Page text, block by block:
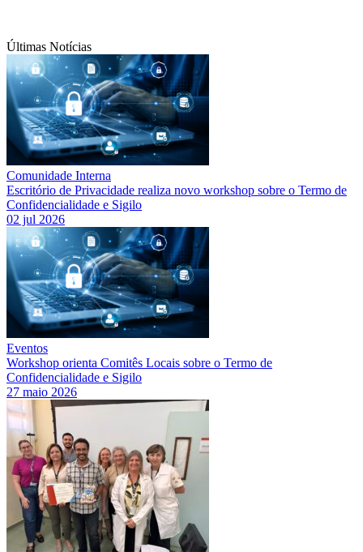
Últimas Notícias
Comunidade Interna
Escritório de Privacidade realiza novo workshop sobre o Termo de
Confidencialidade e Sigilo
02 jul 2026
Eventos
Workshop orienta Comitês Locais sobre o Termo de
Confidencialidade e Sigilo
27 maio 2026